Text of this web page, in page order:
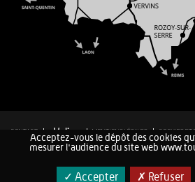
CONTACT MENTIONS LÉGALES
COOKIES ET
PLAN DU SITE
Acceptez-vous le dépôt des cookies
mesurer l'audience du site web
✓ Accepter ✗ Refuser